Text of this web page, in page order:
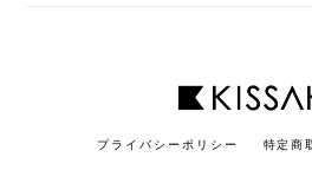
プライバシーポリシー 特定商